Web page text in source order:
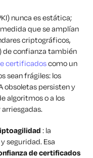
nunca es estática;
que se amplían
criptográficos,
de confianza también
certificadoscomo un
sean frágiles: los
obsoletas persisten y
algoritmos o a los
: la
seguridad. Esa
de certificados